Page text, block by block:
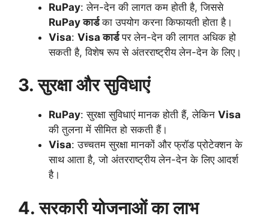
RuPay: लेन-देन की लागत कम होती है, जिससे
RuPay कार्डका उपयोग करना किफायती होता है।
Visa: Visa कार्डपर लेन-देन की लागत अधिक हो
सकती है, विशेष रूप से अंतरराष्ट्रीय लेन-देन के लिए।
3. सुरक्षा और सुविधाएं
RuPay: सुरक्षा सुविधाएं मानक होती हैं, लेकिन Visa
की तुलना में सीमित हो सकती हैं।
Visa: उच्चतम सुरक्षा मानकों और फ्रॉड प्रोटेक्शन के
साथ आता है, जो अंतरराष्ट्रीय लेन-देन के लिए आदर्श
है।
4. सरकारी योजनाओं का लाभ